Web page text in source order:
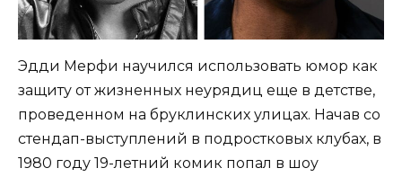
Эдди Мерфи научился использовать юмор как
защиту от жизненных неурядиц еще в детстве,
проведенном на бруклинских улицах. Начав со
стендап-выступлений в подростковых клубах, в
1980 году 19-летний комик попал в шоу